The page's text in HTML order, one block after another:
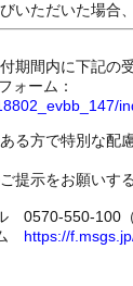
いただいた場合
期間内に下記の
ォーム：
る方で特別な
提示をお願いす
0570-550-100
https://